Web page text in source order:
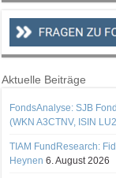
Aktuelle Beiträge
FondsAnalyse: SJB
(WKN A3CTNV, ISIN
TIAM FundResearch:
Heynen 6. August 2026